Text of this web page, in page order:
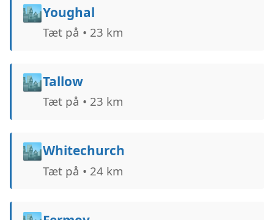
🏙️Youghal
Tæt på • 23 km
🏙️Tallow
Tæt på • 23 km
🏙️Whitechurch
Tæt på • 24 km